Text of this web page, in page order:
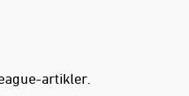
artikler.